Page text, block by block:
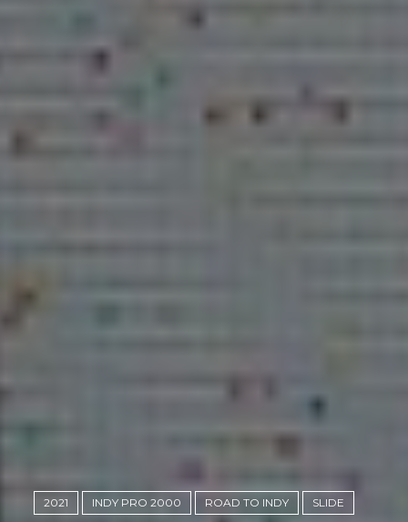
2021 INDY PRO 2000 ROAD TO INDY SLIDE